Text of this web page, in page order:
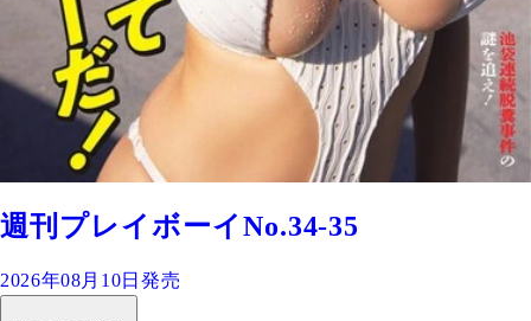
週刊プレイボーイNo.34-35
2026年08月10日発売